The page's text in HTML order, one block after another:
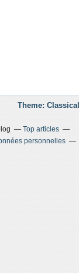
Theme:
Top articles
personnelles